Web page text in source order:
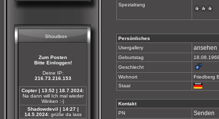
Shoutbox
Zum Posten
Bitte Einloggen!
Deine IP:
216.73.216.153
Copter | 13:52 | 18.7.2024:
Na dann will Ich mal wieder
Winken :-)
Shadowdevil | 14:27 |
14.5.2024:grüße da lass
Spezialrang
Persönliches
Usergallery
ansehen
Geburtstag
Geschlecht
Wohnort
Friedberg
Staat
Kontakt
PN
Senden